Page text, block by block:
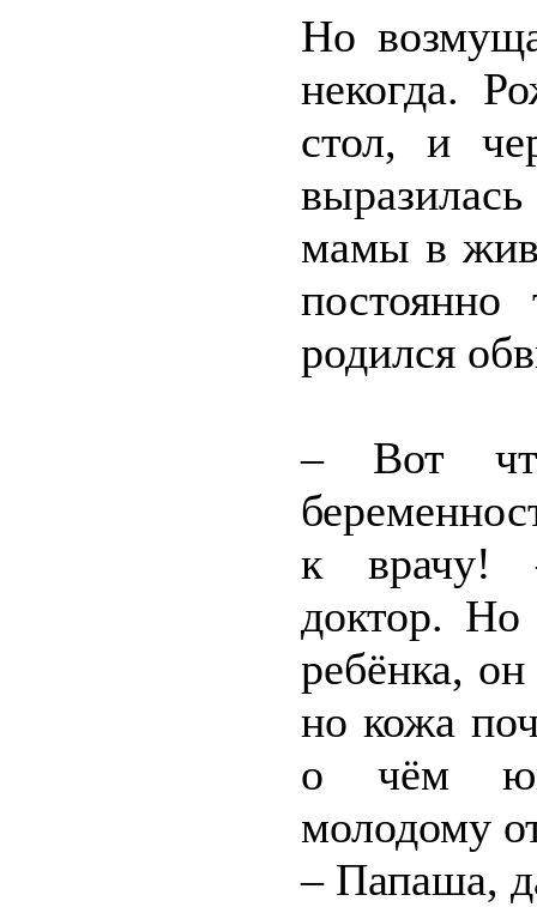
Но
некогда.
стол, и
мамы в
постоянно
родился
– Вот
к врачу!
доктор. Но
ребёнка,
но кожа
о чём
молодому
– Папаша,